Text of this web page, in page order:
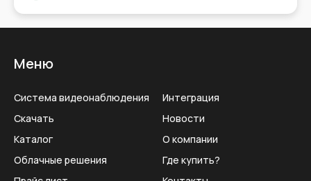
Меню
Система видеонаблюдения
Скачать
Каталог
Облачные решения
Интеграция
Новости
О компании
Где купить?